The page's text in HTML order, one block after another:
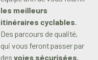
les meilleurs
itinéraires cyclables.
Des parcours de qualité,
qui vous feront passer par
des voies sécurisées,